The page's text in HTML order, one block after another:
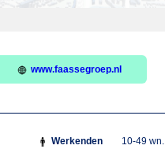
www.faassegroep.nl
Werkenden
10-49 wn.